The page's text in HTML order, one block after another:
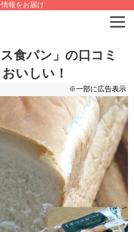
報をお届け
食パン」の口コミ
いしい！
※一部に広告表示